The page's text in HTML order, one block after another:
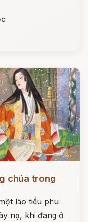
chúa trong
lão tiều phu
nọ, khi đang ở